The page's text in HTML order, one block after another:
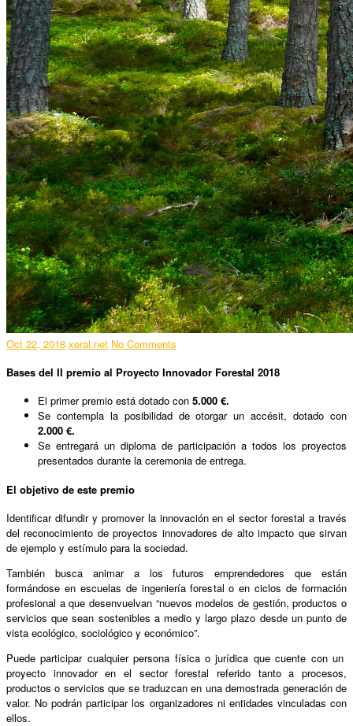
Oct 22, 2018 xeral.net No Comments
Bases del II premio al Proyecto Innovador Forestal 2018
El primer premio está dotado con 5.000 €.
Se contempla la posibilidad de otorgar un accésit, dotado con
2.000 €.
Se entregará un diploma de participación a todos los proyectos
presentados durante la ceremonia de entrega.
El objetivo de este premio
Identificar difundir y promover la innovación en el sector forestal a través
del reconocimiento de proyectos innovadores de alto impacto que sirvan
de ejemplo y estímulo para la sociedad.
También busca animar a los futuros emprendedores que están
formándose en escuelas de ingeniería forestal o en ciclos de formación
profesional a que desenvuelvan “nuevos modelos de gestión, productos o
servicios que sean sostenibles a medio y largo plazo desde un punto de
vista ecológico, sociológico y económico”.
Puede participar cualquier persona física o jurídica que cuente con un
proyecto innovador en el sector forestal referido tanto a procesos,
productos o servicios que se traduzcan en una demostrada generación de
valor. No podrán participar los organizadores ni entidades vinculadas con
ellos.